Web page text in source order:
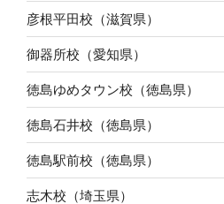
彦根平田校（滋賀県）
御器所校（愛知県）
徳島ゆめタウン校（徳島県）
徳島石井校（徳島県）
徳島駅前校（徳島県）
志木校（埼玉県）